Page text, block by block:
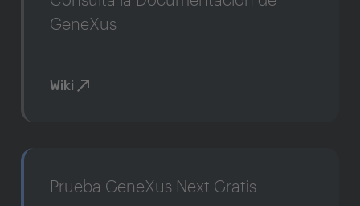
GeneXus
Wiki
Prueba GeneXus Next Gratis